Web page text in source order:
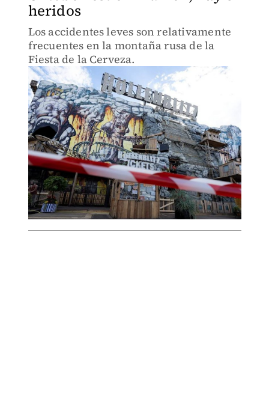
heridos
Los accidentes leves son relativamente
frecuentes en la montaña rusa de la
Fiesta de la Cerveza.